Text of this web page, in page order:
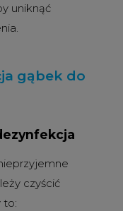
uniknąć
gąbek do
czyścić
to: